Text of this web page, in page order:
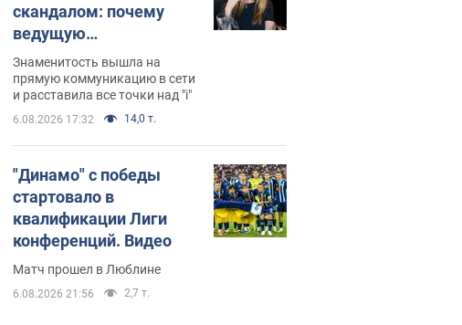
скандалом: почему
ведущую
несправедливо
захейтили
Знаменитость вышла на
прямую коммуникацию в сети
и расставила все точки над "i"
6.08.2026 17:32 14,0 т.
"Динамо" с победы
стартовало в
квалификации Лиги
конференций. Видео
Матч прошел в Люблине
6.08.2026 21:56 2,7 т.